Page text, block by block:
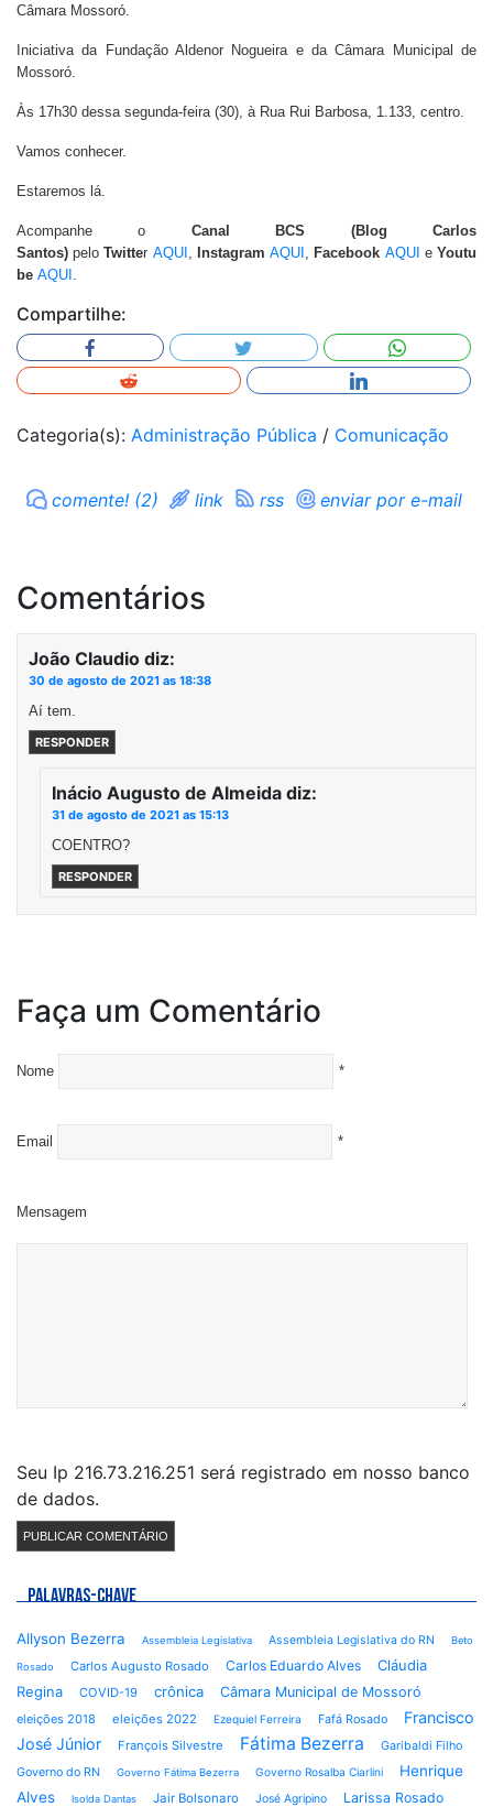
Câmara Mossoró.
Iniciativa da Fundação Aldenor Nogueira e da Câmara Municipal de
Mossoró.
Às 17h30 dessa segunda-feira (30), à Rua Rui Barbosa, 1.133, centro.
Vamos conhecer.
Estaremos lá.
Acompanhe o Canal BCS (Blog Carlos
Santos) peloTwitter AQUI , InstagramAQUI , Facebook AQUI eYoutu
be AQUI .
Compartilhe:
Categoria(s): Administração Pública / Comunicação
comente! (2) link rss enviar por e-mail
Comentários
João Claudio diz:
30 de agosto de 2021 as 18:38
Aí tem.
RESPONDER
Inácio Augusto de Almeida diz:
31 de agosto de 2021 as 15:13
COENTRO?
RESPONDER
Faça um Comentário
Nome *
Email *
Mensagem
Seu Ip 216.73.216.251 será registrado em nosso banco
de dados.
PALAVRAS-CHAVE
Allyson Bezerra Assembleia Legislativa Assembleia Legislativa do RN Beto
Rosado Carlos Augusto Rosado Carlos Eduardo Alves
Cláudia
Regina
COVID-19 crônica Câmara Municipal de Mossoró
eleições 2018 eleições 2022 Ezequiel Ferreira Fafá Rosado
Francisco
José Júnior
François Silvestre Fátima Bezerra
Garibaldi Filho
Governo do RN
Governo Fátima Bezerra Governo Rosalba Ciarlini
Henrique
Alves
Isolda Dantas Jair Bolsonaro José Agripino Larissa Rosado